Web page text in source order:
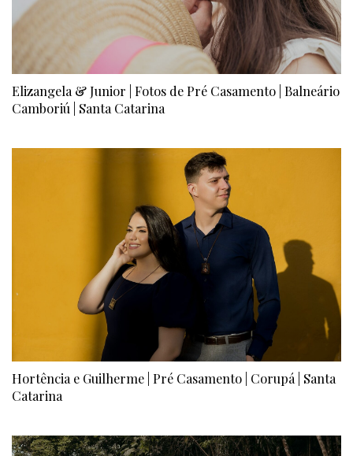
Elizangela & Junior | Fotos de Pré Casamento | Balneário
Camboriú | Santa Catarina
Hortência e Guilherme | Pré Casamento | Corupá | Santa
Catarina